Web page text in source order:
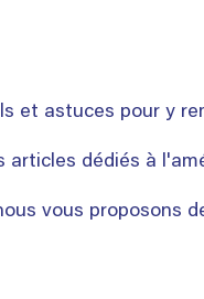
et astuces pour y
dédiés à
vous proposons